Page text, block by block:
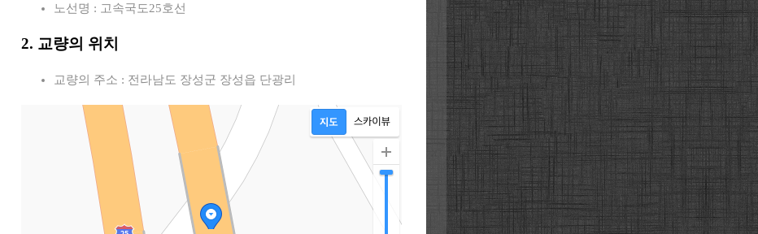
노선명 : 고속국도25호선
2. 교량의 위치
교량의 주소 : 전라남도 장성군 장성읍 단광리